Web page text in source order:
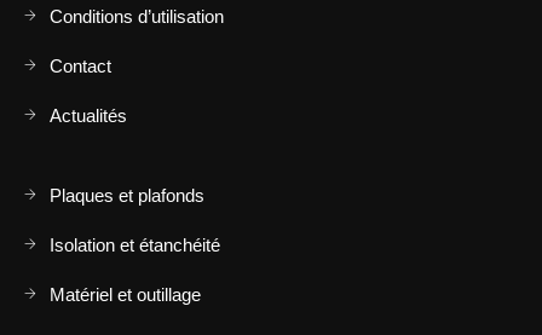
Conditions d’utilisation
Contact
Actualités
Plaques et plafonds
Isolation et étanchéité
Matériel et outillage